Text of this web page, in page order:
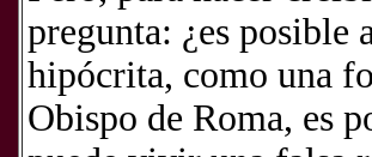
pregunta: ¿es posible
hipócrita, como una
Obispo de Roma, es